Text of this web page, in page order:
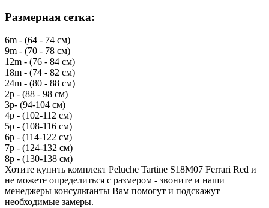
Размерная сетка:
6m - (64 - 74 см)
9m - (70 - 78 см)
12m - (76 - 84 см)
18m - (74 - 82 см)
24m - (80 - 88 см)
2р - (88 - 98 см)
3р- (94-104 см)
4р - (102-112 см)
5р - (108-116 см)
6р - (114-122 см)
7р - (124-132 см)
8р - (130-138 см)
Хотите купить комплект Peluche Tartine S18M07 Ferrari Red и
не можете определиться с размером - звоните и наши
менеджеры консультанты Вам помогут и подскажут
необходимые замеры.